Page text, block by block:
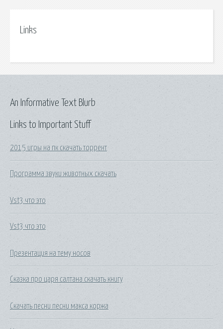
Links
Links to Important Stuff
2015 игры на пк скачать торрент
Программа звуки животных скачать
Vst3 что это
Vst3 что это
Презентация на тему носов
Сказка про царя салтана скачать книгу
Скачать песни песни макса коржа
An Informative Text Blurb